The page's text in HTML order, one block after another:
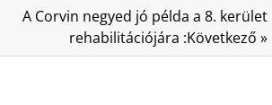
A Corvin negyed jó példa a 8. kerület
rehabilitációjára :Következő »